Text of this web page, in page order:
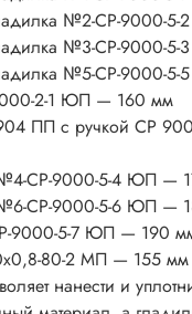
№2-СР-9000-
№3-СР-9000-
№5-СР-9000-
2-1 ЮП — 160 мм
ПП с ручкой СР
СР-9000-5-4 ЮП —
СР-9000-5-6 ЮП —
9000-5-7 ЮП — 190
80-2 МП — 155 мм
нанести и